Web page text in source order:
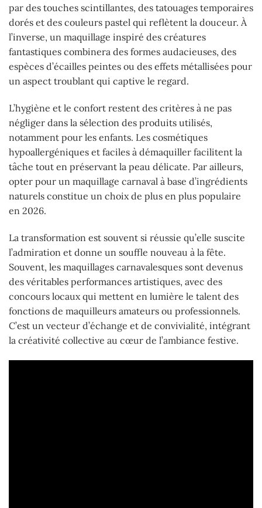
par des touches scintillantes, des tatouages temporaires
dorés et des couleurs pastel qui reflètent la douceur. À
l’inverse, un maquillage inspiré des créatures
fantastiques combinera des formes audacieuses, des
espèces d’écailles peintes ou des effets métallisées pour
un aspect troublant qui captive le regard.
L’hygiène et le confort restent des critères à ne pas
négliger dans la sélection des produits utilisés,
notamment pour les enfants. Les cosmétiques
hypoallergéniques et faciles à démaquiller facilitent la
tâche tout en préservant la peau délicate. Par ailleurs,
opter pour un maquillage carnaval à base d’ingrédients
naturels constitue un choix de plus en plus populaire
en 2026.
La transformation est souvent si réussie qu’elle suscite
l’admiration et donne un souffle nouveau à la fête.
Souvent, les maquillages carnavalesques sont devenus
des véritables performances artistiques, avec des
concours locaux qui mettent en lumière le talent des
fonctions de maquilleurs amateurs ou professionnels.
C’est un vecteur d’échange et de convivialité, intégrant
la créativité collective au cœur de l’ambiance festive.